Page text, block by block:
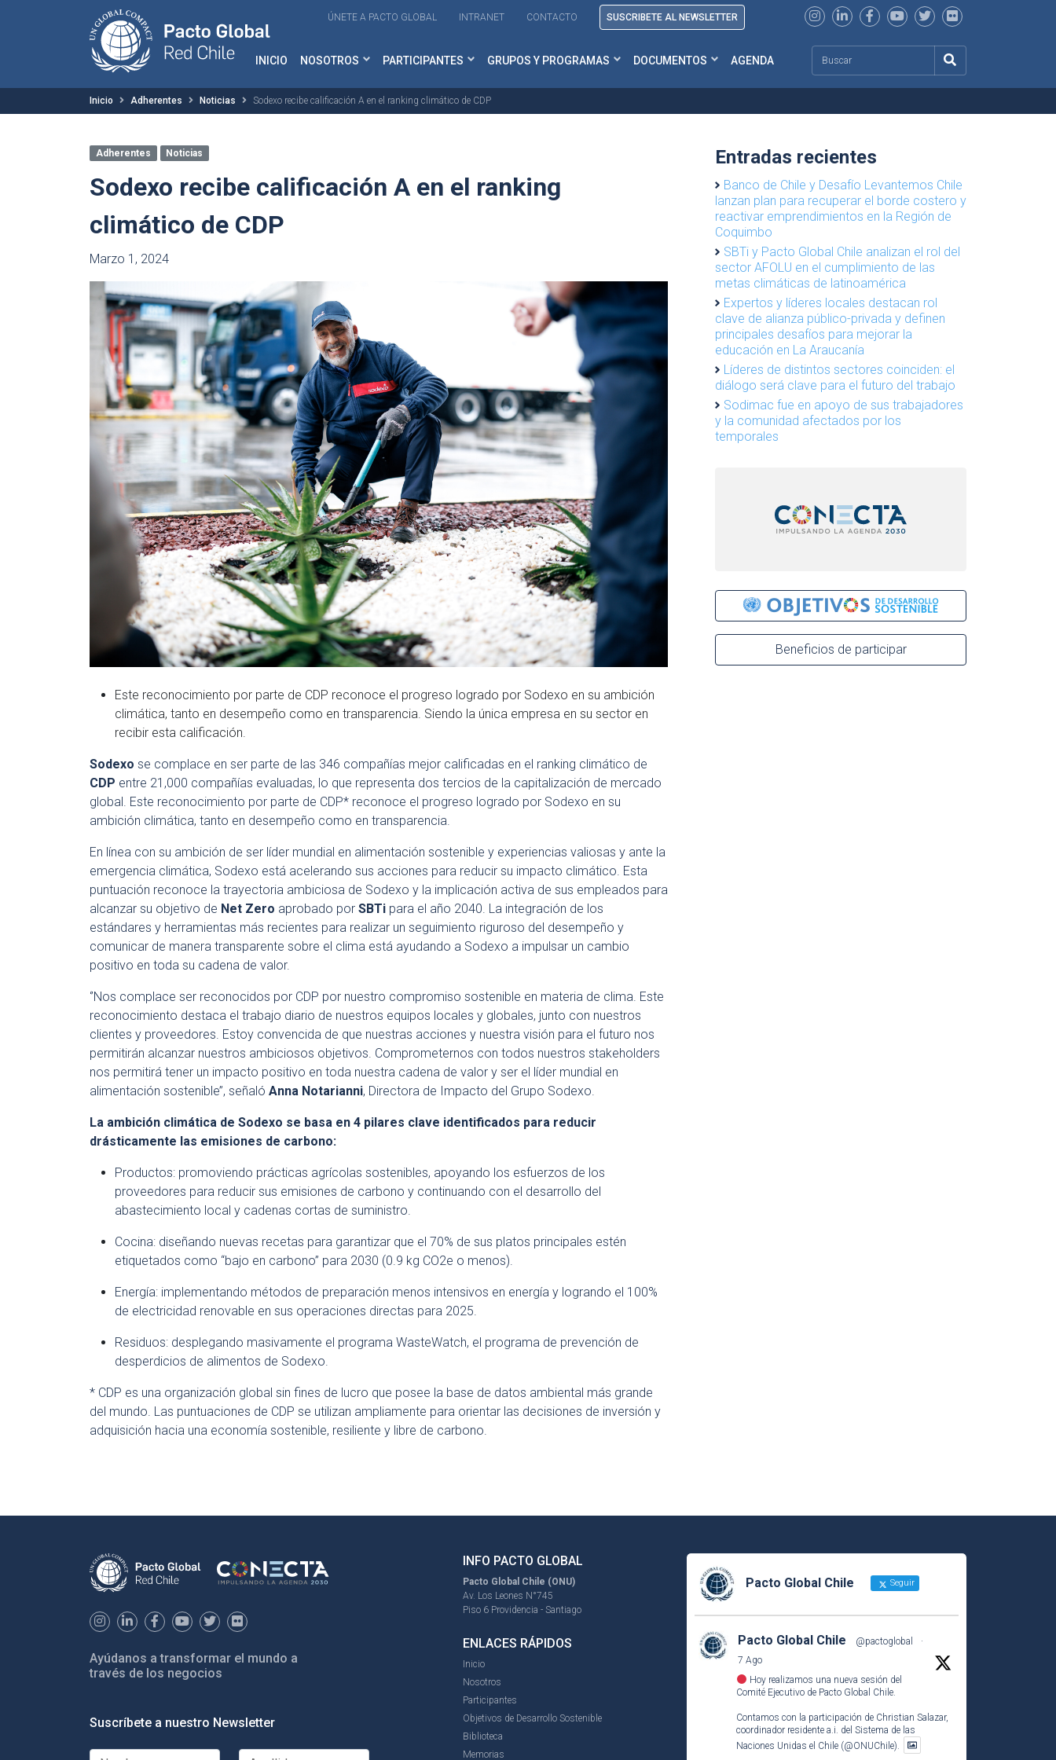
ÚNETE A PACTO GLOBAL INTRANET CONTACTO SUSCRIBETE AL NEWSLETTER
INICIO NOSOTROS PARTICIPANTES GRUPOS Y PROGRAMAS DOCUMENTOS AGENDA
Inicio Adherentes Noticias Sodexo recibe calificación A en el ranking climático de CDP
Adherentes Noticias
Sodexo recibe calificación A en el ranking
climático de CDP
Marzo 1, 2024
Este reconocimiento por parte de CDP reconoce el progreso logrado por Sodexo en su ambición
climática, tanto en desempeño como en transparencia. Siendo la única empresa en su sector en
recibir esta calificación.
Sodexo se complace en ser parte de las 346 compañías mejor calificadas en el ranking climático de
CDP entre 21,000 compañías evaluadas, lo que representa dos tercios de la capitalización de mercado
global. Este reconocimiento por parte de CDP* reconoce el progreso logrado por Sodexo en su
ambición climática, tanto en desempeño como en transparencia.
En línea con su ambición de ser líder mundial en alimentación sostenible y experiencias valiosas y ante la
emergencia climática, Sodexo está acelerando sus acciones para reducir su impacto climático. Esta
puntuación reconoce la trayectoria ambiciosa de Sodexo y la implicación activa de sus empleados para
alcanzar su objetivo de Net Zero aprobado por SBTi para el año 2040. La integración de los
estándares y herramientas más recientes para realizar un seguimiento riguroso del desempeño y
comunicar de manera transparente sobre el clima está ayudando a Sodexo a impulsar un cambio
positivo en toda su cadena de valor.
‘’Nos complace ser reconocidos por CDP por nuestro compromiso sostenible en materia de clima. Este
reconocimiento destaca el trabajo diario de nuestros equipos locales y globales, junto con nuestros
clientes y proveedores. Estoy convencida de que nuestras acciones y nuestra visión para el futuro nos
permitirán alcanzar nuestros ambiciosos objetivos. Comprometernos con todos nuestros stakeholders
nos permitirá tener un impacto positivo en toda nuestra cadena de valor y ser el líder mundial en
alimentación sostenible’’, señaló Anna Notarianni, Directora de Impacto del Grupo Sodexo
La ambición climática de Sodexo se basa en 4 pilares clave identificados para reducir
drásticamente las emisiones de carbono:
Productos: promoviendo prácticas agrícolas sostenibles, apoyando los esfuerzos de los
proveedores para reducir sus emisiones de carbono y continuando con el desarrollo del
abastecimiento local y cadenas cortas de suministro.
Cocina: diseñando nuevas recetas para garantizar que el 70% de sus platos principales estén
etiquetados como “bajo en carbono” para 2030 (0.9 kg CO2e o menos).
Energía: implementando métodos de preparación menos intensivos en energía y logrando el 100%
de electricidad renovable en sus operaciones directas para 2025.
Residuos: desplegando masivamente el programa WasteWatch, el programa de prevención de
desperdicios de alimentos de Sodexo
* CDP es una organización global sin fines de lucro que posee la base de datos ambiental más grande
del mundo. Las puntuaciones de CDP se utilizan ampliamente para orientar las decisiones de inversión y
adquisición hacia una economía sostenible, resiliente y libre de carbono.
Entradas recientes
Banco de Chile y Desafío Levantemos Chile
lanzan plan para recuperar el borde costero y
reactivar emprendimientos en la Región de
Coquimbo
SBTi y Pacto Global Chile analizan el rol del
sector AFOLU en el cumplimiento de las
metas climáticas de latinoamérica
Expertos y líderes locales destacan rol
clave de alianza público-privada y definen
principales desafíos para mejorar la
educación en La Araucanía
Líderes de distintos sectores coinciden: el
diálogo será clave para el futuro del trabajo
Sodimac fue en apoyo de sus trabajadores
y la comunidad afectados por los
temporales
Beneficios de participar
Ayúdanos a transformar el mundo a
través de los negocios
Suscríbete a nuestro Newsletter
INFO PACTO GLOBAL
Pacto Global Chile (ONU)
Av. Los Leones N°745
Piso 6 Providencia - Santiago
ENLACES RÁPIDOS
Inicio
Nosotros
Participantes
Objetivos de Desarrollo Sostenible
Biblioteca
Memorias
Pacto Global Chile Seguir
Pacto Global Chile @pactoglobal
·
7 Ago
Hoy realizamos una nueva sesión del
Comité Ejecutivo de Pacto Global Chile.
Contamos con la participación de Christian Salazar,
coordinador residente a.i. del Sistema de las
Naciones Unidas el Chile (@ONUChile).